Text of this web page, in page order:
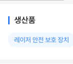
생산품
레이저 안전 보호 장치